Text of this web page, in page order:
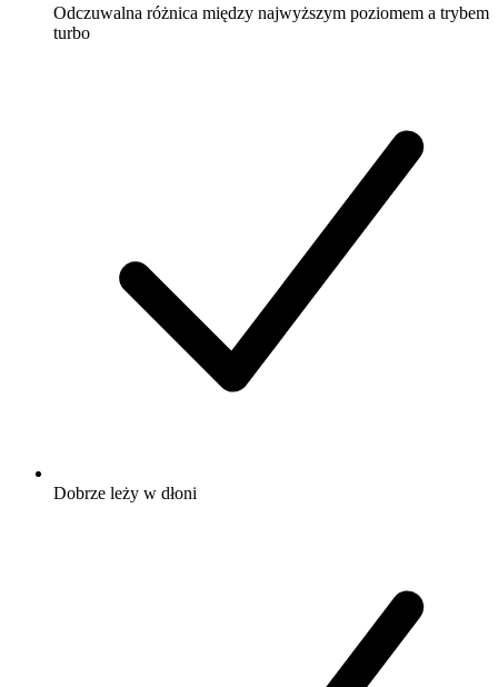
Odczuwalna różnica między najwyższym poziomem a trybem
turbo
Dobrze leży w dłoni